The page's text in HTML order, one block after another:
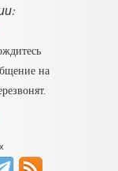
на